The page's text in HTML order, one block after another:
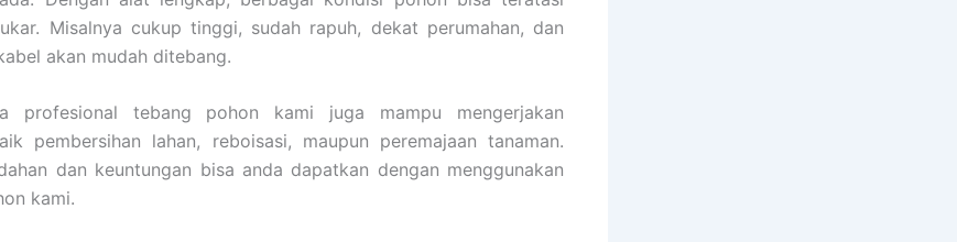
Misalnya cukup tinggi, sudah rapuh, dekat perumahan, dan
akan mudah ditebang.
profesional tebang pohon kami juga mampu mengerjakan
pembersihan lahan, reboisasi, maupun peremajaan tanaman.
dan keuntungan bisa anda dapatkan dengan menggunakan
kami.